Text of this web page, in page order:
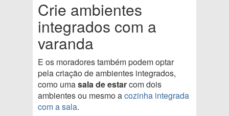
Crie ambientes
integrados com a
varanda
E os moradores também podem optar
pela criação de ambientes integrados,
como umasala de estarcom dois
ambientes ou mesmo acozinha integrada
com a sala.